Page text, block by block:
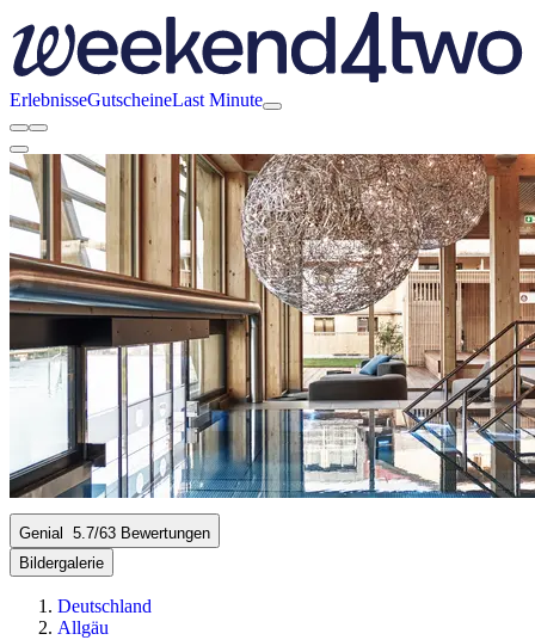
ErlebnisseGutscheineLast Minute
Genial 5.7/63 Bewertungen
Bildergalerie
Deutschland
Allgäu